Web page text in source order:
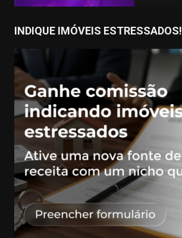
INDIQUE IMÓVEIS ESTRESSADOS!